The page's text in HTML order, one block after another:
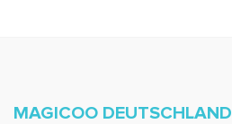
MAGICOO DEUTSCHLAND